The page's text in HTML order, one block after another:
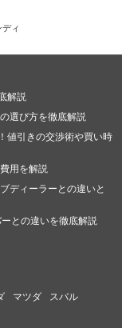
ィ
解説
選び方を徹底解説
値引きの交渉術や買い時
用を解説
ディーラーとの違いと
との違いを徹底解説
マツダ
スバル